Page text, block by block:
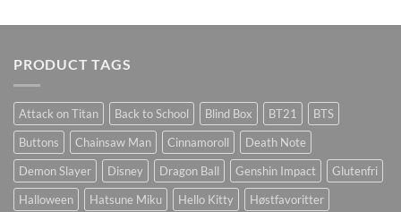
PRODUCT TAGS
Attack on Titan Back to School Blind Box BT21
BTS
Buttons
Chainsaw Man Cinnamoroll
Death Note
Demon Slayer
Disney Dragon Ball Genshin Impact
Glutenfri
Halloween
Hatsune Miku Hello Kitty
Høstfavoritter